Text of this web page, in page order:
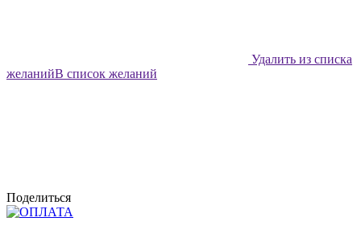
Удалить из списка
желанийВ список желаний
Поделиться